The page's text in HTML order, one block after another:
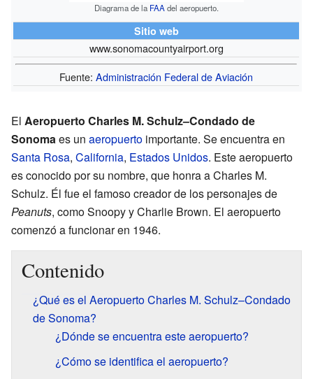
Diagrama de la FAA del aeropuerto.
Sitio web
www.sonomacountyairport.org
Fuente:Administración Federal de Aviación
El Aeropuerto Charles M. Schulz–Condado de
Sonomaes un aeropuerto importante. Se encuentra en
Santa Rosa, California, Estados Unidos. Este aeropuerto
es conocido por su nombre, que honra a Charles M.
Schulz. Él fue el famoso creador de los personajes de
Peanuts, como Snoopy y Charlie Brown. El aeropuerto
comenzó a funcionar en 1946.
Contenido
¿Qué es el Aeropuerto Charles M. Schulz–Condado
de Sonoma?
¿Dónde se encuentra este aeropuerto?
¿Cómo se identifica el aeropuerto?